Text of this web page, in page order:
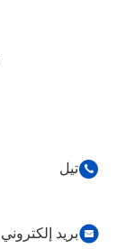
تيل
بريد إلكتروني